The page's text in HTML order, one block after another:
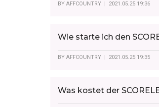
BY AFFCOUNTRY | 2021.05.25 19:36
Wie starte ich den
BY AFFCOUNTRY | 2021.05.25 19:35
Was kostet der